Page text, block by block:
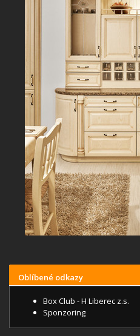
Oblíbené odkazy
Box Club - H Liberec z.s.
Sponzoring